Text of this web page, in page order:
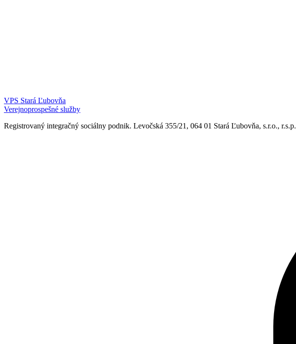
VPS Stará Ľubovňa
Verejnoprospešné služby
Registrovaný integračný sociálny podnik. Levočská 355/21, 064 01 Stará Ľubovňa, s.r.o., r.s.p.